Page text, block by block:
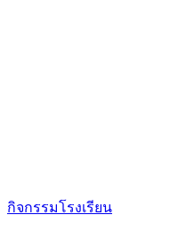
กิจกรรมโรงเรียน